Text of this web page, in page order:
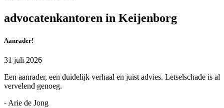
advocatenkantoren in Keijenborg
Aanrader!
31 juli 2026
Een aanrader, een duidelijk verhaal en juist advies. Letselschade is al
vervelend genoeg.
- Arie de Jong